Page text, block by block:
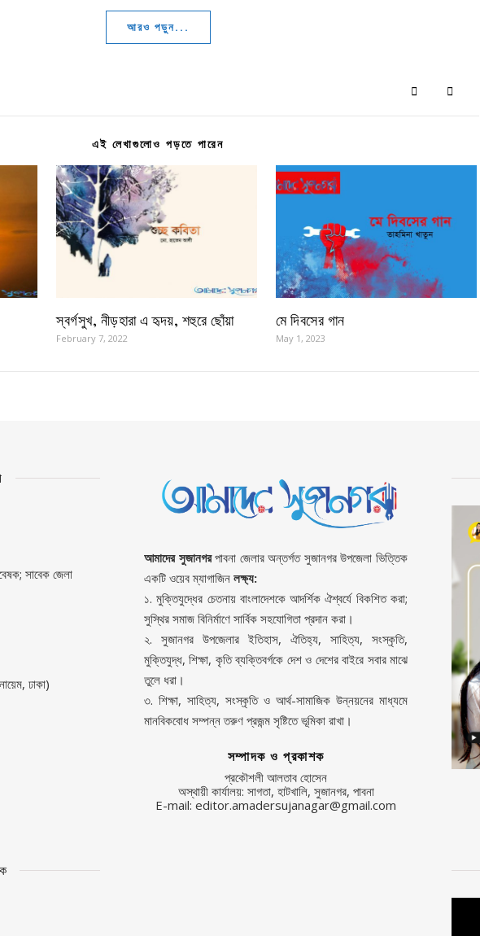
আরও পড়ুন...
এই লেখাগুলোও পড়তে পারেন
স্বর্গসুখ, নীড়হারা এ হৃদয়, শহুরে ছোঁয়া
February 7, 2022
মে দিবসের গান
May 1, 2023
সাবেক জেলা
ঢাকা)
আমাদের সুজানগরপাবনা জেলার অন্তর্গত সুজানগর উপজেলা ভিত্তিক
একটি ওয়েব ম্যাগাজিন লক্ষ্য:
১. মুক্তিযুদ্ধের চেতনায় বাংলাদেশকে আদর্শিক ঐশ্বর্যে বিকশিত করা;
সুস্থির সমাজ বিনির্মাণে সার্বিক সহযোগিতা প্রদান করা।
২. সুজানগর উপজেলার ইতিহাস, ঐতিহ্য, সাহিত্য, সংস্কৃতি,
মুক্তিযুদ্ধ, শিক্ষা, কৃতি ব্যক্তিবর্গকে দেশ ও দেশের বাইরে সবার মাঝে
তুলে ধরা।
৩. শিক্ষা, সাহিত্য, সংস্কৃতি ও আর্থ-সামাজিক উন্নয়নের মাধ্যমে
মানবিকবোধ সম্পন্ন তরুণ প্রজন্ম সৃষ্টিতে ভূমিকা রাখা।
সম্পাদক ও প্রকাশক
প্রকৌশলী আলতাব হোসেন
অস্থায়ী কার্যালয়: সাগতা, হাটখালি, সুজানগর, পাবনা
E-mail: editor.amadersujanagar@gmail.com